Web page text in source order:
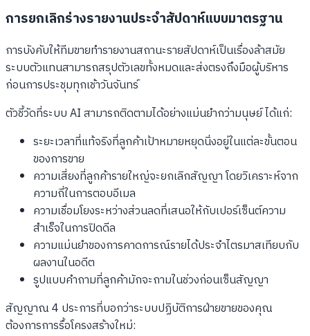
การยกเลิกร่างรายงานประจำสัปดาห์แบบมาตรฐาน
การบังคับให้ทีมขายทำรายงานสถานะรายสัปดาห์เป็นเรื่องล้าสมัย
ระบบตัวแทนสามารถสรุปตัวเลขทั้งหมดและส่งตรงถึงมือผู้บริหาร
ก่อนการประชุมทุกเช้าวันจันทร์
ตัวชี้วัดที่ระบบ AI สามารถติดตามได้อย่างแม่นยำกว่ามนุษย์ ได้แก่:
ระยะเวลาที่แท้จริงที่ลูกค้าเป้าหมายหยุดนิ่งอยู่ในแต่ละขั้นตอน
ของการขาย
ความเสี่ยงที่ลูกค้ารายใหญ่จะยกเลิกสัญญา โดยวิเคราะห์จาก
ความถี่ในการตอบอีเมล
ความเชื่อมโยงระหว่างส่วนลดที่เสนอให้กับเปอร์เซ็นต์ความ
สำเร็จในการปิดดีล
ความแม่นยำของการคาดการณ์รายได้ประจำไตรมาสเทียบกับ
ผลงานในอดีต
รูปแบบคำถามที่ลูกค้ามักจะถามในช่วงก่อนเซ็นสัญญา
สัญญาณ 4 ประการที่บอกว่าระบบปฏิบัติการฝ่ายขายของคุณ
ต้องการการรื้อโครงสร้างใหม่: